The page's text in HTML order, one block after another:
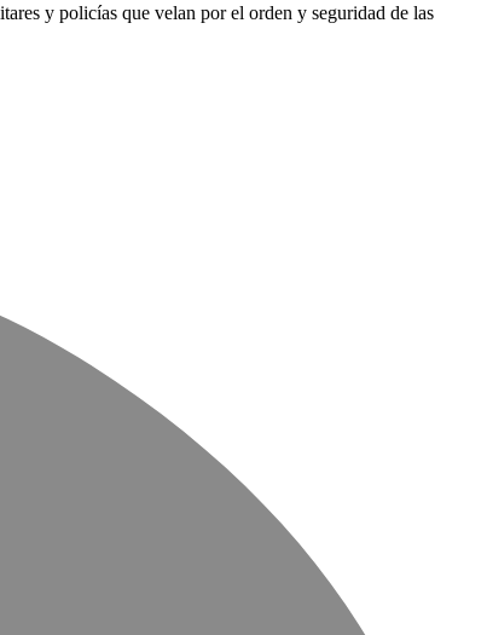
y policías que velan por el orden y seguridad de las